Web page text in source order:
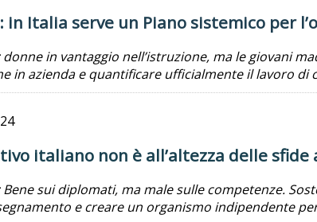
in Italia serve un Piano sistemico per
donne in vantaggio nell’istruzione, ma le giovani
in azienda e quantificare ufficialmente il lavoro di
italiano non è all’altezza delle
Bene sui diplomati, ma male sulle competenze.
e creare un organismo indipendente